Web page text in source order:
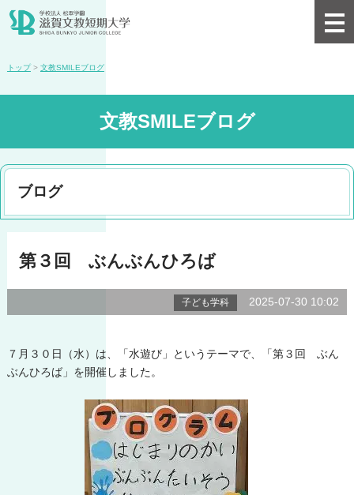
トップ > 文教SMILEブログ
文教SMILEブログ
ブログ
第３回 ぶんぶんひろば
子ども学科 2025-07-30 10:02
７月３０日（水）は、「水遊び」というテーマで、「第３回 ぶん
ぶんひろば」を開催しました。